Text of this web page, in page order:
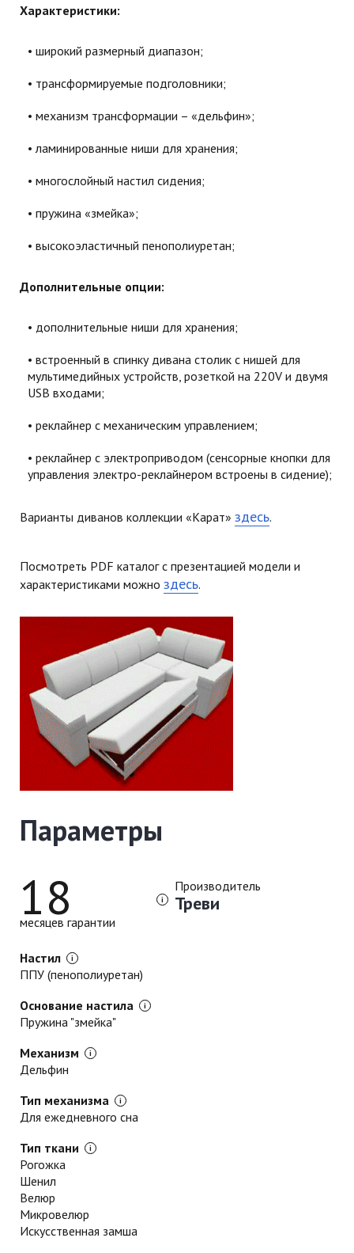
Характеристики:
широкий размерный диапазон;
трансформируемые подголовники;
механизм трансформации – «дельфин»;
ламинированные ниши для хранения;
многослойный настил сидения;
пружина «змейка»;
высокоэластичный пенополиуретан;
Дополнительные опции:
дополнительные ниши для хранения;
встроенный в спинку дивана столик с нишей для
мультимедийных устройств, розеткой на 220V и двумя
USB входами;
реклайнер с механическим управлением;
реклайнер с электроприводом (сенсорные кнопки для
управления электро-реклайнером встроены в сидение);
Варианты диванов коллекции «Карат»здесь.
Посмотреть PDF каталог с презентацией модели и
характеристиками можноздесь.
Параметры
Настил
ППУ (пенополиуретан)
Основание настила
Пружина "змейка"
Механизм
Дельфин
Тип механизма
Для ежедневного сна
Тип ткани
Рогожка
Шенил
Велюр
Микровелюр
Искусственная замша
Производитель
Треви
18
месяцев гарантии